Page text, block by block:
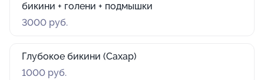
бикини + голени + подмышки
3000 руб.
Глубокое бикини (Сахар)
1000 руб.